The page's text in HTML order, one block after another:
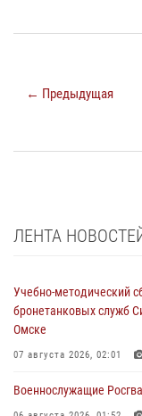
← Предыдущая
ЛЕНТА
Учебно-методический
бронетанковых служб
Омске
07 августа 2026, 02:01
Военнослужащие